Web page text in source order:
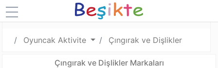
Oyuncak Aktivite Çıngırak ve Dişlikler
Çıngırak ve Dişlikler Markaları